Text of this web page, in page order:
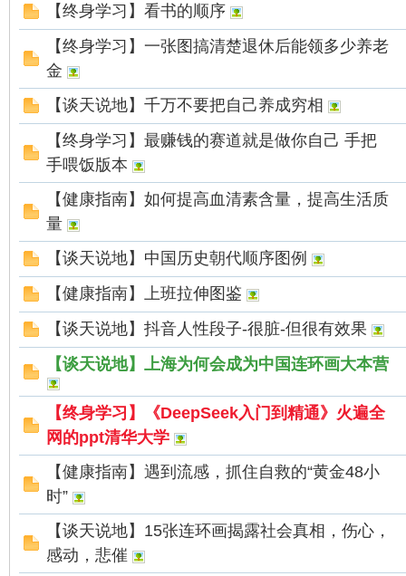
线
【终身学习】看书的顺序
【终身学习】一张图搞清楚退休后能领多少养老
金
【谈天说地】千万不要把自己养成穷相
【终身学习】最赚钱的赛道就是做你自己 手把
手喂饭版本
【健康指南】如何提高血清素含量，提高生活质
量
【谈天说地】中国历史朝代顺序图例
【健康指南】上班拉伸图鉴
【谈天说地】抖音人性段子-很脏-但很有效果
【谈天说地】上海为何会成为中国连环画大本营
【终身学习】《DeepSeek入门到精通》火遍全
网的ppt清华大学
【健康指南】遇到流感，抓住自救的“黄金48小
时”
【谈天说地】15张连环画揭露社会真相，伤心，
感动，悲催